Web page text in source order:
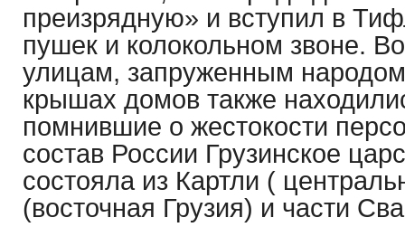
преизрядную» и вступил в
пушек и колокольном звоне.
улицам, запруженным
крышах домов также
помнившие о жестокости
состав России Грузинское
состояла из Картли (
(восточная Грузия) и части